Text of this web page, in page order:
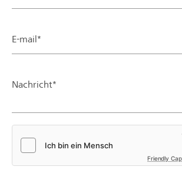
E-mail*
Nachricht*
Friendly